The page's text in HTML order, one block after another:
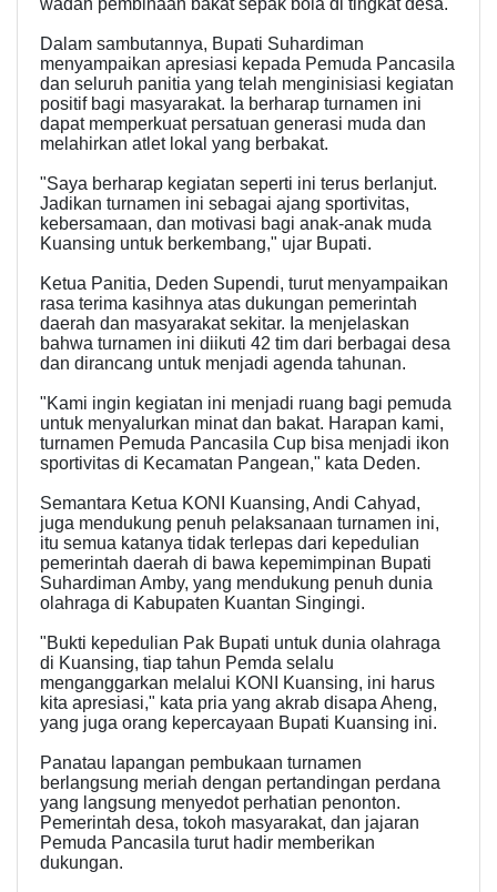
wadah pembinaan bakat sepak bola di tingkat desa.
Dalam sambutannya, Bupati Suhardiman
menyampaikan apresiasi kepada Pemuda Pancasila
dan seluruh panitia yang telah menginisiasi kegiatan
positif bagi masyarakat. Ia berharap turnamen ini
dapat memperkuat persatuan generasi muda dan
melahirkan atlet lokal yang berbakat.
"Saya berharap kegiatan seperti ini terus berlanjut.
Jadikan turnamen ini sebagai ajang sportivitas,
kebersamaan, dan motivasi bagi anak-anak muda
Kuansing untuk berkembang," ujar Bupati.
Ketua Panitia, Deden Supendi, turut menyampaikan
rasa terima kasihnya atas dukungan pemerintah
daerah dan masyarakat sekitar. Ia menjelaskan
bahwa turnamen ini diikuti 42 tim dari berbagai desa
dan dirancang untuk menjadi agenda tahunan.
"Kami ingin kegiatan ini menjadi ruang bagi pemuda
untuk menyalurkan minat dan bakat. Harapan kami,
turnamen Pemuda Pancasila Cup bisa menjadi ikon
sportivitas di Kecamatan Pangean," kata Deden.
Semantara Ketua KONI Kuansing, Andi Cahyad,
juga mendukung penuh pelaksanaan turnamen ini,
itu semua katanya tidak terlepas dari kepedulian
pemerintah daerah di bawa kepemimpinan Bupati
Suhardiman Amby, yang mendukung penuh dunia
olahraga di Kabupaten Kuantan Singingi.
"Bukti kepedulian Pak Bupati untuk dunia olahraga
di Kuansing, tiap tahun Pemda selalu
menganggarkan melalui KONI Kuansing, ini harus
kita apresiasi," kata pria yang akrab disapa Aheng,
yang juga orang kepercayaan Bupati Kuansing ini.
Panatau lapangan pembukaan turnamen
berlangsung meriah dengan pertandingan perdana
yang langsung menyedot perhatian penonton.
Pemerintah desa, tokoh masyarakat, dan jajaran
Pemuda Pancasila turut hadir memberikan
dukungan.